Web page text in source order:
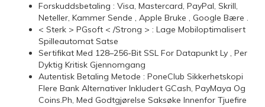
Forskuddsbetaling : Visa, Mastercard, PayPal, Skrill,
Neteller, Kammer Sende , Apple Bruke , Google Bære .
< Sterk > PGsoft < /Strong > : Lage Mobiloptimalisert
Spilleautomat Satse
Sertifikat Med 128–256-Bit SSL For Datapunkt Ly , Per
Dyktig Kritisk Gjennomgang
Autentisk Betaling Metode : PoneClub Sikkerhetskopi
Flere Bank Alternativer Inkludert GCash, PayMaya Og
Coins.Ph, Med Godtgjørelse Saksøke Innenfor Tjuefire